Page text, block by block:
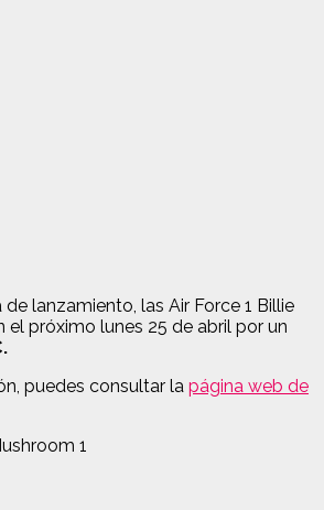
lanzamiento, las Air Force 1 Billie
próximo lunes 25 de abril por un
puedes consultar la página web de